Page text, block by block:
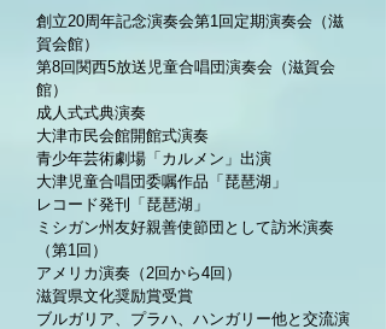
創立20周年記念演奏会第1回定期演奏会（滋
賀会館）
第8回関西5放送児童合唱団演奏会（滋賀会
館）
成人式式典演奏
大津市民会館開館式演奏
青少年芸術劇場「カルメン」出演
大津児童合唱団委嘱作品「琵琶湖」
レコード発刊「琵琶湖」
ミシガン州友好親善使節団として訪米演奏
（第1回）
アメリカ演奏（2回から4回）
滋賀県文化奨励賞受賞
ブルガリア、プラハ、ハンガリー他と交流演